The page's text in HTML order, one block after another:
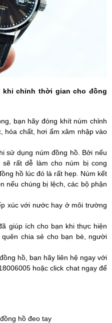
chỉnh thời gian cho đồng
bạn hãy đóng khít núm chỉnh
hóa chất, hơi ẩm xâm nhập vào
sử dụng núm đồng hồ. Bởi nếu
rất dễ làm cho núm bị cong
hồ lúc đó là rất hẹp. Núm kết
nếu chúng bị lệch, các bộ phận
xúc với nước hay ở môi trường
giúp ích cho bạn khi thực hiện
chia sẻ cho bạn bè, người
hồ, bạn hãy liên hệ ngay với
hoặc click chat ngay để
hồ đeo tay